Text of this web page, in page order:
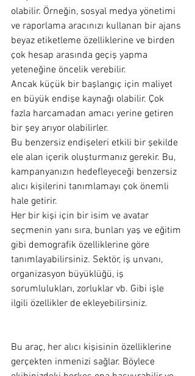
olabilir. Örneğin, sosyal medya yönetimi
ve raporlama aracınızı kullanan bir ajans
beyaz etiketleme özelliklerine ve birden
çok hesap arasında geçiş yapma
yeteneğine öncelik verebilir.
Ancak küçük bir başlangıç ​​için maliyet
en büyük endişe kaynağı olabilir. Çok
fazla harcamadan amacı yerine getiren
bir şey arıyor olabilirler.
Bu benzersiz endişeleri etkili bir şekilde
ele alan içerik oluşturmanız gerekir. Bu,
kampanyanızın hedefleyeceği benzersiz
alıcı kişilerini tanımlamayı çok önemli
hale getirir.
Her bir kişi için bir isim ve avatar
seçmenin yanı sıra, bunları yaş ve eğitim
gibi demografik özelliklerine göre
tanımlayabilirsiniz. Sektör, iş unvanı,
organizasyon büyüklüğü, iş
sorumlulukları, zorluklar vb. Gibi işle
ilgili özellikler de ekleyebilirsiniz.
Bu araç, her alıcı kişisinin özelliklerine
gerçekten inmenizi sağlar. Böylece